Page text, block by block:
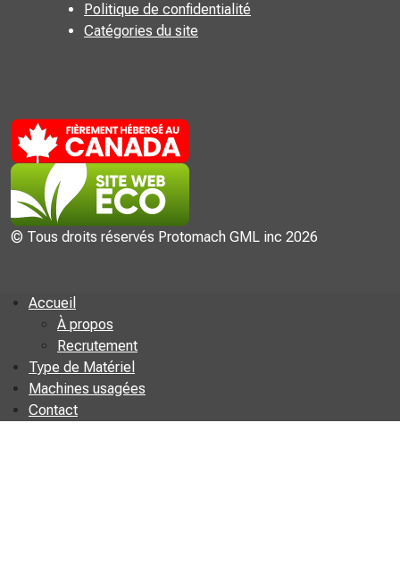
Politique de confidentialité
Catégories du site
© Tous droits réservés Protomach GML inc 2026
Accueil
À propos
Recrutement
Type de Matériel
Machines usagées
Contact